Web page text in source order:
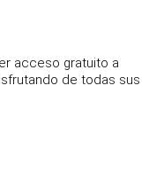
acceso gratuito a
de todas sus